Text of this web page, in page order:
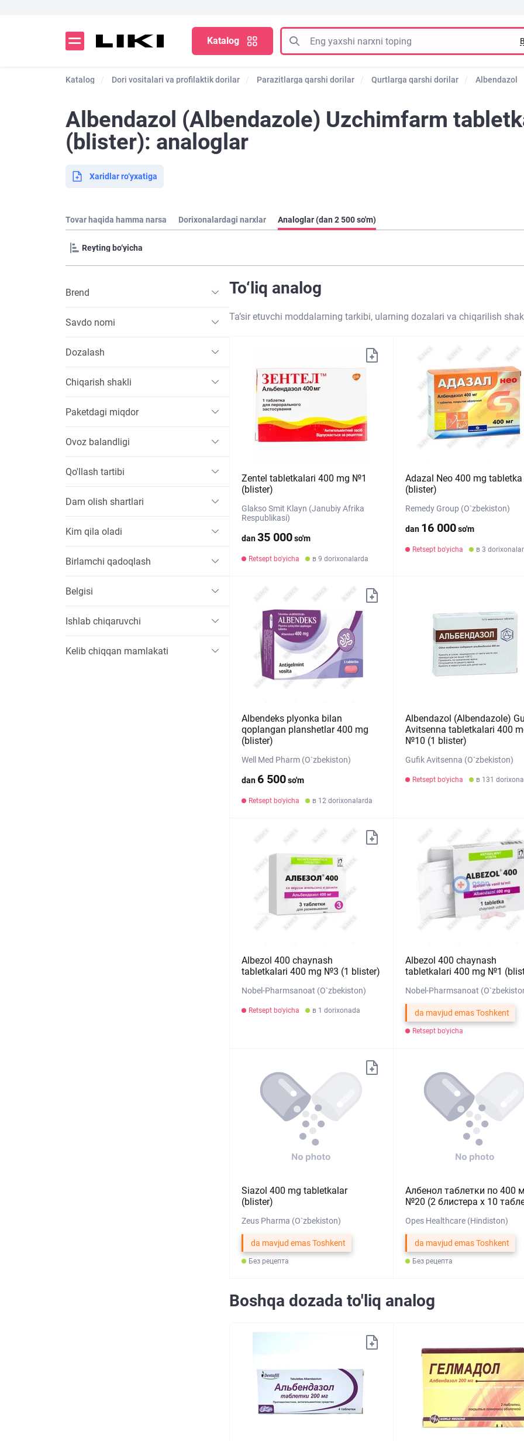
Katalog
Katalog Dori vositalari va profilaktik dorilar Parazitlarga qarshi dorilar Qurtlarga qarshi dorilar Albendazol
Albendazol (Albendazole) Uzchimfarm
(blister): analoglar
Xaridlar ro‘yxatiga
Tovar haqida hamma narsa Dorixonalardagi narxlar Analoglar (dan 2 500 so'm)
Brend
Savdo nomi
Dozalash
Chiqarish shakli
Paketdagi miqdor
Ovoz balandligi
Qo'llash tartibi
Dam olish shartlari
Kim qila oladi
Birlamchi qadoqlash
Belgisi
Ishlab chiqaruvchi
Kelib chiqqan mamlakati
To‘liq analog
Ta’sir etuvchi moddalarning tarkibi, ularning dozalari va chiqarilish
Zentel tabletkalari 400 mg №1
(blister)
Glakso Smit Klayn (Janubiy Afrika
Respublikasi)
dan35 000so'm
Retsept bo'yicha в 9 dorixonalarda
Adazal Neo 400 mg tabletka
(blister)
Remedy Group (O`zbekiston)
dan 16 000so'm
Retsept bo'yicha в 3
Albendeks plyonka bilan
qoplangan planshetlar 400 mg
(blister)
Well Med Pharm (O`zbekiston)
dan 6 500so'm
Retsept bo'yicha в 12 dorixonalarda
Albendazol (Albendazole)
Avitsenna tabletkalari 400
№10 (1 blister)
Gufik Avitsenna (O`zbekiston)
Retsept bo'yicha в 131
Albezol 400 chaynash
tabletkalari 400 mg №3 (1 blister)
Nobel-Pharmsanoat (O`zbekiston)
Retsept bo'yicha в 1 dorixonada
Albezol 400 chaynash
tabletkalari 400 mg №1
Nobel-Pharmsanoat
da mavjud emas Toshkent
Retsept bo'yicha
Siazol 400 mg tabletkalar
(blister)
Zeus Pharma (O`zbekiston)
da mavjud emas Toshkent
Без рецепта
Албенол таблетки по 400
№20 (2 блистера х 10
Opes Healthcare (Hindiston)
da mavjud emas Toshkent
Без рецепта
Boshqa dozada to'liq analog